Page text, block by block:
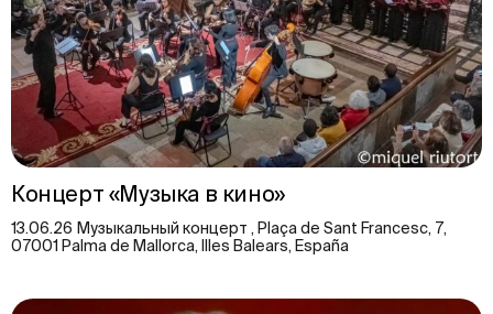
Концерт «Музыка в кино»
13.06.26 Музыкальный концерт , Plaça de Sant Francesc, 7,
07001 Palma de Mallorca, Illes Balears, España